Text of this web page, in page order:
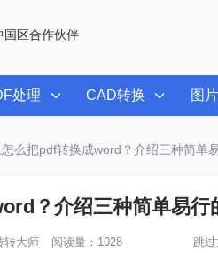
国区合作伙伴
处理 CAD转换 图
么把pdf转换成word？介绍三种简单
？介绍三种简单易行
转大师 阅读量：1028 跳